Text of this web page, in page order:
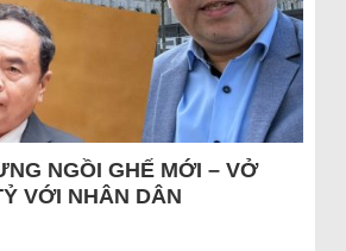
NGỒI GHẾ MỚI – VỞ
VỚI NHÂN DÂN